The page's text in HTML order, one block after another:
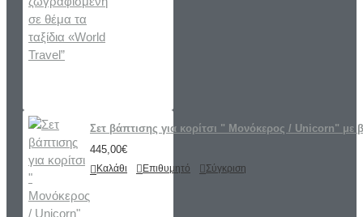
Σετ βάπτισης για κορίτσι " Μονόκερος / Unicorn" με
445,00€
Καλάθι Επιθυμητό Σύγκριση